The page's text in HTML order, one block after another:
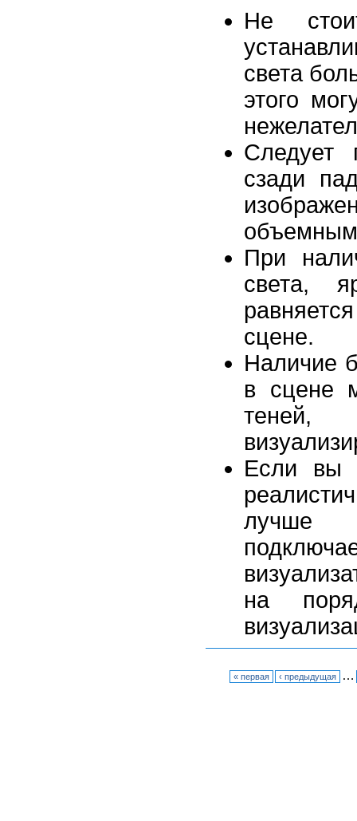
Не
света
этого
Следует
сзади
При
света,
сцене.
Наличие
в сцене
теней,
Если вы
лучше
на
« первая ‹ предыдущая …